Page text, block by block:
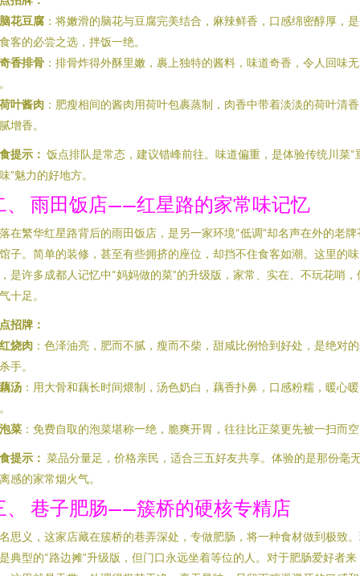
脑花豆腐 ：将嫩滑的脑花与豆腐完美结合，麻辣鲜香，口感绵密醇厚，
客的必尝之选，拌饭一绝。
奇香排骨 ：排骨炸得外酥里嫩，裹上独特的酱料，味道奇香，令人回味无
荷叶酱肉 ：肥瘦相间的酱肉用荷叶包裹蒸制，肉香中带着淡淡的荷叶清
增香。
提示： 饭点排队是常态，建议错峰前往。味道偏重，是体验传统川菜“
”魅力的好地方。
、 雨田饭店——红星路的家常味记忆
在繁华红星路背后的雨田饭店，是另一家环境“低调”却名声在外的老牌
子。简单的装修，甚至有些拥挤的座位，却挡不住食客如潮。这里的味
是许多成都人记忆中“妈妈做的菜”的升级版，家常、实在、不玩花哨，
十足。
招牌：
红烧肉 ：色泽油亮，肥而不腻，瘦而不柴，甜咸比例恰到好处，是绝对
手。
藕汤 ：用大骨和藕长时间煨制，汤色奶白，藕香扑鼻，口感粉糯，暖心暖
泡菜 ：免费自取的泡菜堪称一绝，脆爽开胃，往往比正菜更先被一扫而
提示： 菜品分量足，价格亲民，适合三五好友共享。体验的是那份毫
感的家常烟火气。
、 巷子肥肠——簇桥的硬核专精店
思义，这家店藏在簇桥的巷弄深处，专做肥肠，将一种食材做到极致
典型的“路边摊”升级版，但门口永远坐着等位的人。对于肥肠爱好者来